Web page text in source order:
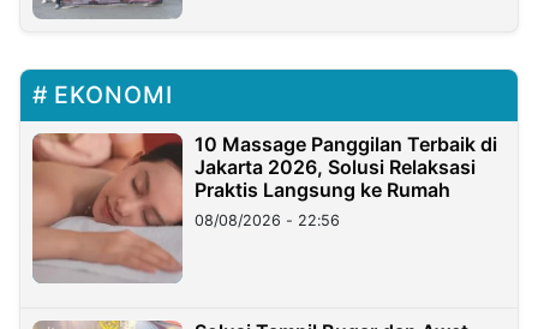
EKONOMI
10 Massage Panggilan Terbaik di
Jakarta 2026, Solusi Relaksasi
Praktis Langsung ke Rumah
08/08/2026 - 22:56